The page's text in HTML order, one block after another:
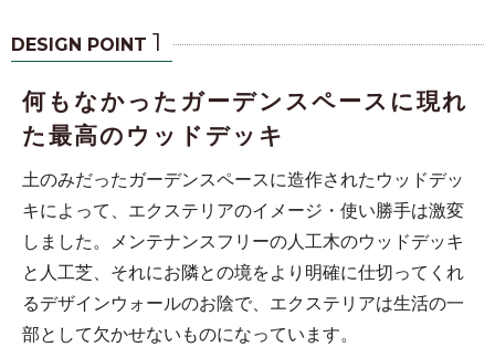
DESIGN POINT 1
何もなかったガーデンスペースに現れ
た最高のウッドデッキ
土のみだったガーデンスペースに造作されたウッドデッ
キによって、エクステリアのイメージ・使い勝手は激変
しました。メンテナンスフリーの人工木のウッドデッキ
と人工芝、それにお隣との境をより明確に仕切ってくれ
るデザインウォールのお陰で、エクステリアは生活の一
部として欠かせないものになっています。